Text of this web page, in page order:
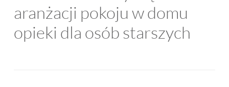
aranżacji pokoju w domu
opieki dla osób starszych